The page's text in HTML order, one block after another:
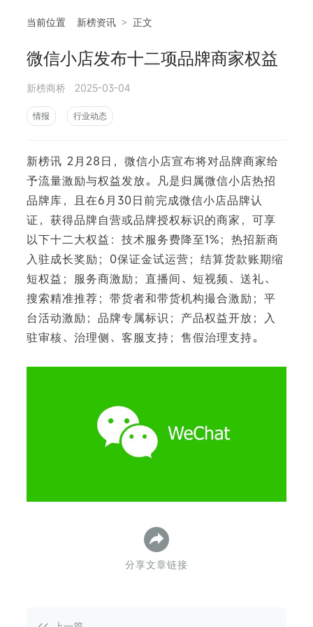
当前位置 新榜资讯 > 正文
微信小店发布十二项品牌商家权益
新榜商桥 2025-03-04
情报 行业动态
新榜讯 2月28日，微信小店宣布将对品牌商家给
予流量激励与权益发放。凡是归属微信小店热招
品牌库，且在6月30日前完成微信小店品牌认
证，获得品牌自营或品牌授权标识的商家，可享
以下十二大权益：技术服务费降至1%；热招新商
入驻成长奖励；0保证金试运营；结算货款账期缩
短权益；服务商激励；直播间、短视频、送礼、
搜索精准推荐；带货者和带货机构撮合激励；平
台活动激励；品牌专属标识；产品权益开放；入
驻审核、治理侧、客服支持；售假治理支持。
分享文章链接